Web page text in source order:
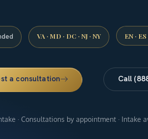
VA · MD · DC · NJ · NY EN · ES
a consultation Call
· Consultations by appointment · Intake